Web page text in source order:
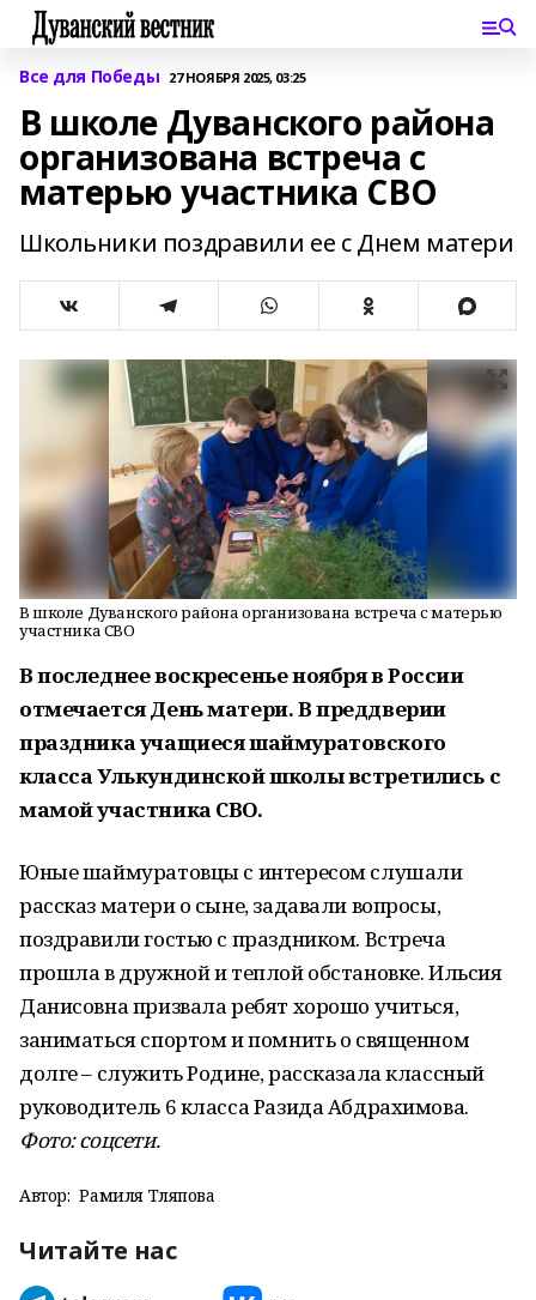
Все для Победы 27 НОЯБРЯ 2025, 03:25
В школе Дуванского района
организована встреча с
матерью участника СВО
Школьники поздравили ее с Днем матери
В школе Дуванского района организована встреча с матерью
участника СВО
В последнее воскресенье ноября в России
отмечается День матери. В преддверии
праздника учащиеся шаймуратовского
класса Улькундинской школы встретились с
мамой участника СВО.
Юные шаймуратовцы с интересом слушали
рассказ матери о сыне, задавали вопросы,
поздравили гостью с праздником. Встреча
прошла в дружной и теплой обстановке. Ильсия
Данисовна призвала ребят хорошо учиться,
заниматься спортом и помнить о священном
долге – служить Родине, рассказала классный
руководитель 6 класса Разида Абдрахимова.
Фото: соцсети.
Автор: Рамиля Тляпова
Читайте нас